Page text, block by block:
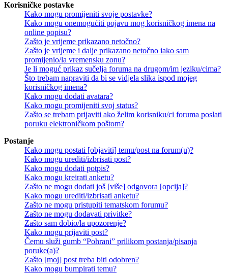
Korisničke postavke
Kako mogu promijeniti svoje postavke?
Kako mogu onemogućiti pojavu mog korisničkog imena na
online popisu?
Zašto je vrijeme prikazano netočno?
Zašto je vrijeme i dalje prikazano netočno iako sam
promijenio/la vremensku zonu?
Je li moguć prikaz sučelja foruma na drugom/im jeziku/cima?
Što trebam napraviti da bi se vidjela slika ispod mojeg
korisničkog imena?
Kako mogu dodati avatara?
Kako mogu promijeniti svoj status?
Zašto se trebam prijaviti ako želim korisniku/ci foruma poslati
poruku elektroničkom poštom?
Postanje
Kako mogu postati [objaviti] temu/post na forum(u)?
Kako mogu urediti/izbrisati post?
Kako mogu dodati potpis?
Kako mogu kreirati anketu?
Zašto ne mogu dodati još [više] odgovora [opcija]?
Kako mogu urediti/izbrisati anketu?
Zašto ne mogu pristupiti tematskom forumu?
Zašto ne mogu dodavati privitke?
Zašto sam dobio/la upozorenje?
Kako mogu prijaviti post?
Čemu služi gumb “Pohrani” prilikom postanja/pisanja
poruke(a)?
Zašto [moj] post treba biti odobren?
Kako mogu bumpirati temu?